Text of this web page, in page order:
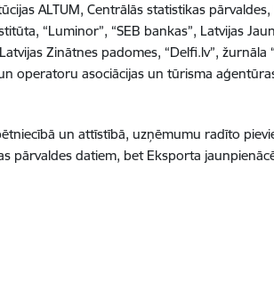
ALTUM, Centrālās statistikas pārvaldes,
“Luminor”, “SEB bankas”, Latvijas
Zinātnes padomes, “Delfi.lv”, žurnāla
operatoru asociācijas un tūrisma
un attīstībā, uzņēmumu radīto
pārvaldes datiem, bet Eksporta